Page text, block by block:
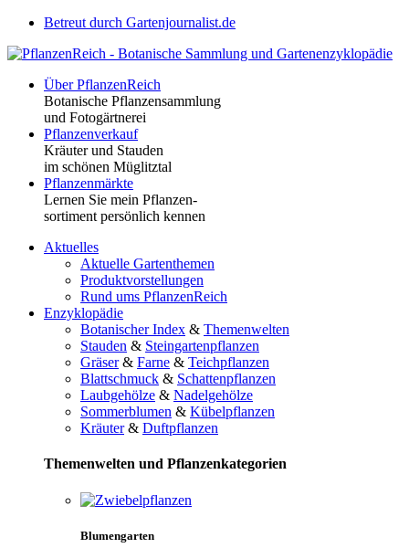
Betreut durch Gartenjournalist.de
Über PflanzenReich
Botanische Pflanzensammlung
und Fotogärtnerei
Pflanzenverkauf
Kräuter und Stauden
im schönen Müglitztal
Pflanzenmärkte
Lernen Sie mein Pflanzen-
sortiment persönlich kennen
Aktuelles
Aktuelle Gartenthemen
Produktvorstellungen
Rund ums PflanzenReich
Enzyklopädie
Botanischer Index & Themenwelten
Stauden & Steingartenpflanzen
Gräser& Farne & Teichpflanzen
Blattschmuck & Schattenpflanzen
Laubgehölze & Nadelgehölze
Sommerblumen & Kübelpflanzen
Kräuter& Duftpflanzen
Themenwelten und Pflanzenkategorien
Blumengarten